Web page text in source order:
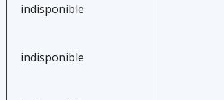
indisponible
indisponible